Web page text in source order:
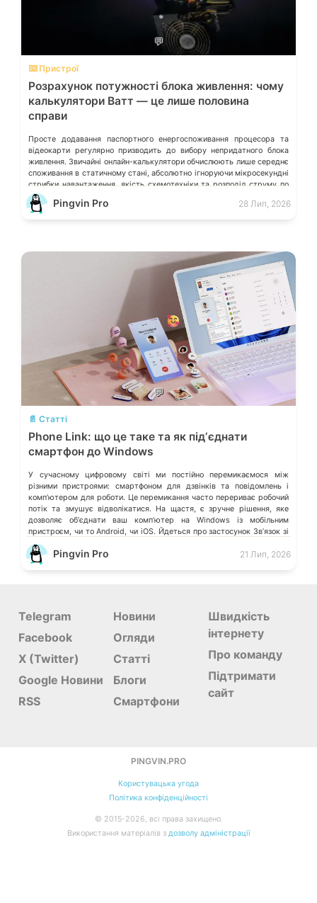
💬
⌨️ Пристрої
Розрахунок потужності блока живлення: чому
калькулятори Ватт — це лише половина
справи
Просте додавання паспортного енергоспоживання процесора та
відеокарти регулярно призводить до вибору непридатного блока
живлення. Звичайні онлайн-калькулятори обчислюють лише середнє
споживання в статичному стані, абсолютно ігноруючи мікросекундні
стрибки навантаження, якість схемотехніки та розподіл струму по
окремих лініях. Розберімо, які технічні параметри насправді
визначають надійність системи живлення та як правильно підібрати
Pingvin Pro 28 Лип, 2026
💬
📄 Статті
Phone Link: що це таке та як підʼєднати
смартфон до Windows
У сучасному цифровому світі ми постійно перемикаємося між
різними пристроями: смартфоном для дзвінків та повідомлень і
компʼютером для роботи. Це перемикання часто перериває робочий
потік та змушує відволікатися. На щастя, є зручне рішення, яке
дозволяє обʼєднати ваш компʼютер на Windows із мобільним
пристроєм, чи то Android, чи iOS. Йдеться про застосунок Звʼязок зі
смартфоном (Phone Link) від Microsoft, що перетворює ваш ПК на
своєрідний «міст» до функцій смартфона.
Pingvin Pro 21 Лип, 2026
Telegram
Facebook
X (Twitter)
Google Новини
RSS
Новини
Огляди
Статті
Блоги
Смартфони
Швидкість
інтернету
Про команду
Підтримати
сайт
PINGVIN.PRO
Користувацька угода
Політика конфіденційності
© 2015-2026, всі права захищено.
Використання матеріалів з дозволу адміністрації